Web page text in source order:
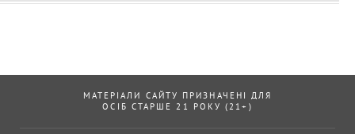
МАТЕРІАЛИ САЙТУ ПРИЗНАЧЕНІ ДЛЯ
ОСІБ СТАРШЕ 21 РОКУ (21+)